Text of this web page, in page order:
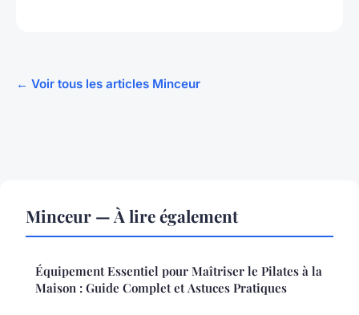
← Voir tous les articles Minceur
Minceur — À lire également
Équipement Essentiel pour Maîtriser le Pilates à la
Maison : Guide Complet et Astuces Pratiques